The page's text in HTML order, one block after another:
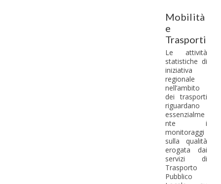
Mobilità
e
Trasporti
Le attività
statistiche di
iniziativa
regionale
nell’ambito
dei trasporti
riguardano
essenzialme
nte i
monitoraggi
sulla qualità
erogata dai
servizi di
Trasporto
Pubblico